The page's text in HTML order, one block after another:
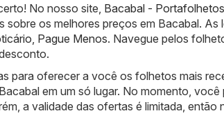
No nosso site, Bacabal -
os melhores preços em Bacabal. As
Pague Menos. Navegue pelos
para oferecer a você os folhetos mais
em um só lugar. No momento, você
a validade das ofertas é limitada, então